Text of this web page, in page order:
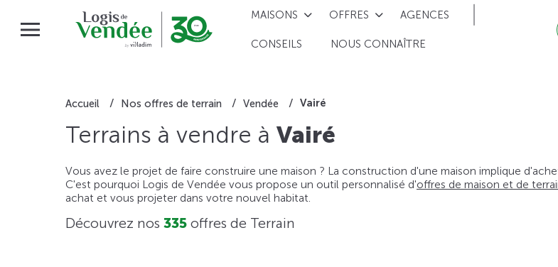
MAISONS OFFRES AGENCES
CONSEILS NOUS CONNAÎTRE
Accueil Nos offres de terrain Vendée Vairé
Terrains à vendre à Vairé
Vous avez le projet de faire construire une maison ? La construction d'une maison implique
C'est pourquoi Logis de Vendée vous propose un outil personnalisé d'offres de maison et de
achat et vous projeter dans votre nouvel habitat.
Découvrez nos 335 offres de Terrain